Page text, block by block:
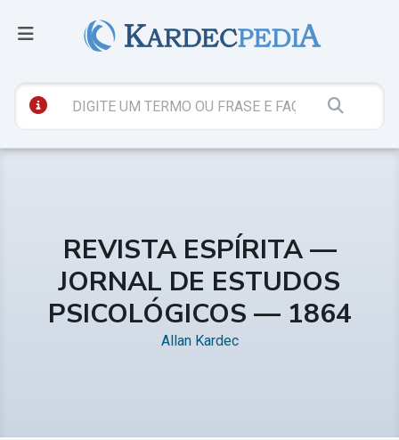
REVISTA ESPÍRITA —
JORNAL DE ESTUDOS
PSICOLÓGICOS — 1864
Allan Kardec